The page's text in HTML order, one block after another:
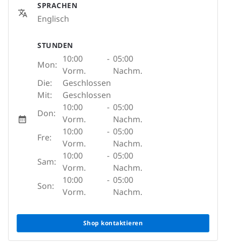
SPRACHEN
Englisch
STUNDEN
Mon:
10:00
Vorm.
- 05:00
Nachm.
Die:
Geschlossen
Mit:
Geschlossen
Don:
10:00
Vorm.
- 05:00
Nachm.
Fre:
10:00
Vorm.
- 05:00
Nachm.
Sam:
10:00
Vorm.
- 05:00
Nachm.
Son:
10:00
Vorm.
- 05:00
Nachm.
Shop kontaktieren